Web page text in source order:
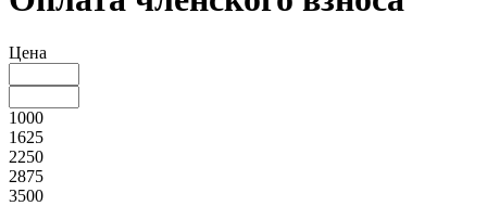
Цена
1000
1625
2250
2875
3500